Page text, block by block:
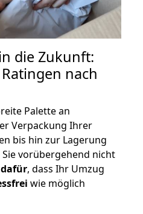
die Zukunft:
nach
Palette an
Verpackung Ihrer
bis hin zur Lagerung
vorübergehend nicht
, dass Ihr Umzug
wie möglich